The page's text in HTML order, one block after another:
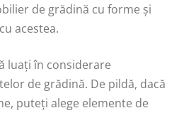
de grădină cu forme și
acestea.
luați în considerare
de grădină. De pildă, dacă
puteți alege elemente de